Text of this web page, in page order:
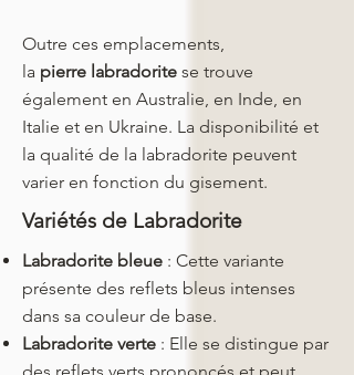
Outre ces emplacements,
la pierre labradorite se trouve
également en Australie, en Inde, en
Italie et en Ukraine. La disponibilité et
la qualité de la labradorite peuvent
varier en fonction du gisement.
Variétés de Labradorite
Labradorite bleue : Cette variante
présente des reflets bleus intenses
dans sa couleur de base.
Labradorite verte : Elle se distingue par
des reflets verts prononcés et peut